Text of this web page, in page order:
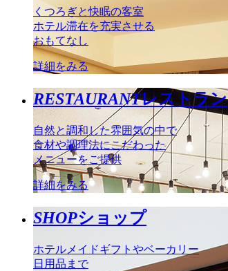
くつろぎと快眠の客室
ホテル滞在を充実させる
おもてなし
詳細をみる
RESTAURANTレストラン
自然と調和した雰囲気の中で
食材や調理法にこだわった
メニューをご提供
詳細をみる
SHOPショップ
ホテルメイドギフトやベーカリー
日用品まで